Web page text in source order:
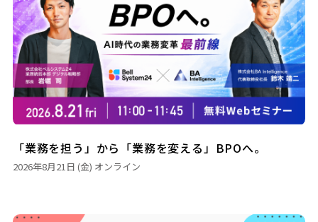
「業務を担う」から「業務を変える」BPOへ。
2026年8月21日 (金) オンライン